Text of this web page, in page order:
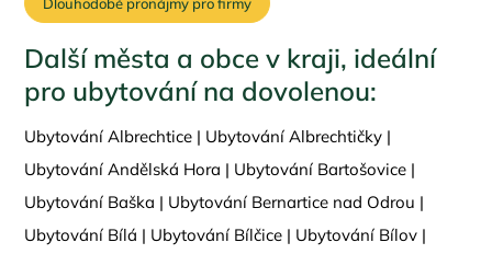
Další města a obce v kraji, ideální
pro ubytování na dovolenou:
Ubytování Albrechtice | Ubytování Albrechtičky |
Ubytování Andělská Hora | Ubytování Bartošovice |
Ubytování Baška | Ubytování Bernartice nad Odrou |
Ubytování Bílá | Ubytování Bílčice | Ubytování Bílov |